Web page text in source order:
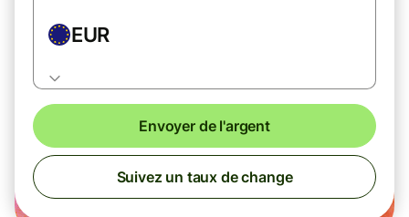
EUR
Envoyer de l'argent
Suivez un taux de change